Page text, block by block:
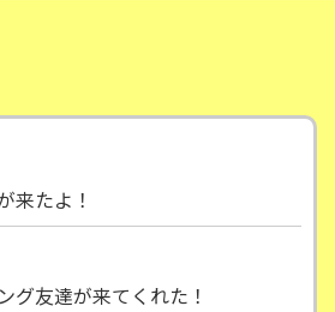
来たよ！
グ友達が来てくれた！